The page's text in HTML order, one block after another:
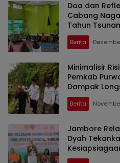
Doa dan
Cabang
Tahun
Korban Banjir
Berita
Minimalisir
Pemkab
Dampak
Pucungroto
Berita
Jambore
Dyah